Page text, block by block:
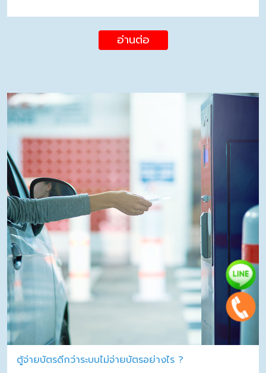
อ่านต่อ
ตู้จ่ายบัตรดีกว่าระบบไม่จ่ายบัตรอย่างไร ?